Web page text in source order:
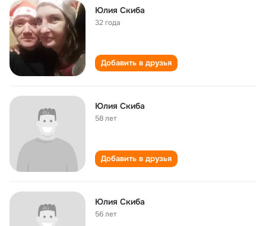
Юлия Скиба
32 года
Добавить в друзья
Юлия Скиба
58 лет
Добавить в друзья
Юлия Скиба
56 лет